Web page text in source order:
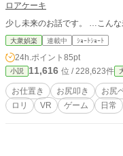
ロアケーキ
少し未来のお
大衆娯楽 連載中 ｼｮｰﾄｼｮｰﾄ
24h.ポイント 85pt
小説 11,616 位 / 228,623件
お仕置き お尻叩き お尻
ロリ
VR ゲーム 日常